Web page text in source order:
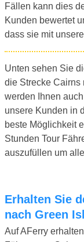
Fällen kann dies
Kunden bewertet
dass sie mit
Unten sehen Sie
die Strecke Cairns
werden Ihnen
unsere Kunden in
beste Möglichkeit
Stunden Tour
auszufüllen um
Erhalten Sie den besten Preis für Ihre Cairns
nach Green
Auf AFerry